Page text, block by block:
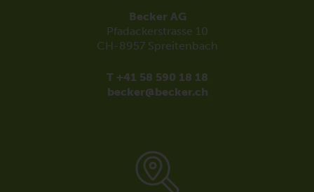
Becker AG
Pfadackerstrasse 10
CH-8957 Spreitenbach
T +41 58 590 18 18
becker@becker.ch